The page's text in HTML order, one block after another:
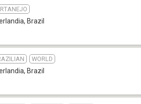
, Brazil
WORLD
, Brazil